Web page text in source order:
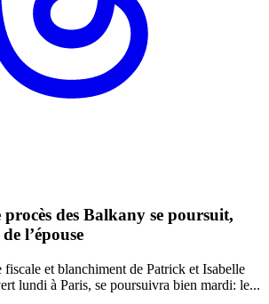
des Balkany se poursuit,
l’épouse
et blanchiment de Patrick et Isabelle
lundi à Paris, se poursuivra bien mardi: le...